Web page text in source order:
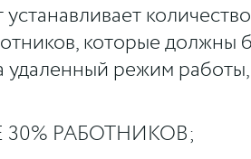
которые должны
удаленный режим
30% РАБОТНИКОВ;